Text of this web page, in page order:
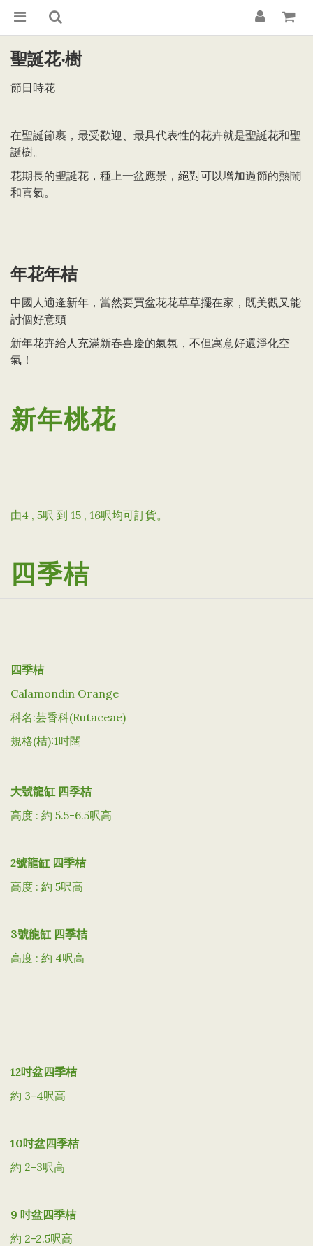
聖誕花‧樹
節日時花
在聖誕節裹，最受歡迎、最具代表性的花卉就是聖誕花和聖
誕樹。
花期長的聖誕花，種上一盆應景，絕對可以增加過節的熱鬧
和喜氣。
年花年桔
中國人適逄新年，當然要買盆花花草草擺在家，既美觀又能
討個好意頭
新年花卉給人充滿新春喜慶的氣氛，不但寓意好還淨化空
氣！
新年桃花
由4 , 5呎 到 15 , 16呎均可訂貨。
四季桔
四季桔
Calamondin Orange
科名:芸香科(Rutaceae)
規格(桔):1吋闊
大號龍缸 四季桔
高度 : 約 5.5-6.5呎高
2號龍缸 四季桔
高度 : 約 5呎高
3號龍缸 四季桔
高度 : 約 4呎高
12吋盆四季桔
約 3-4呎高
10吋盆四季桔
約 2-3呎高
9 吋盆四季桔
約 2-2.5呎高